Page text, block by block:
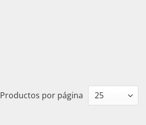
Productos por página